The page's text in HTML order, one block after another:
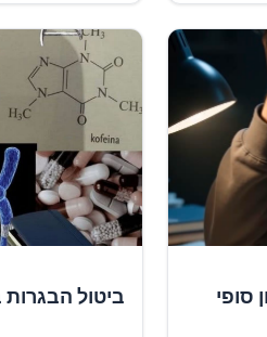
סופי ביטול הבגרות